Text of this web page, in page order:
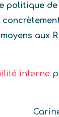
politique
aux
interne